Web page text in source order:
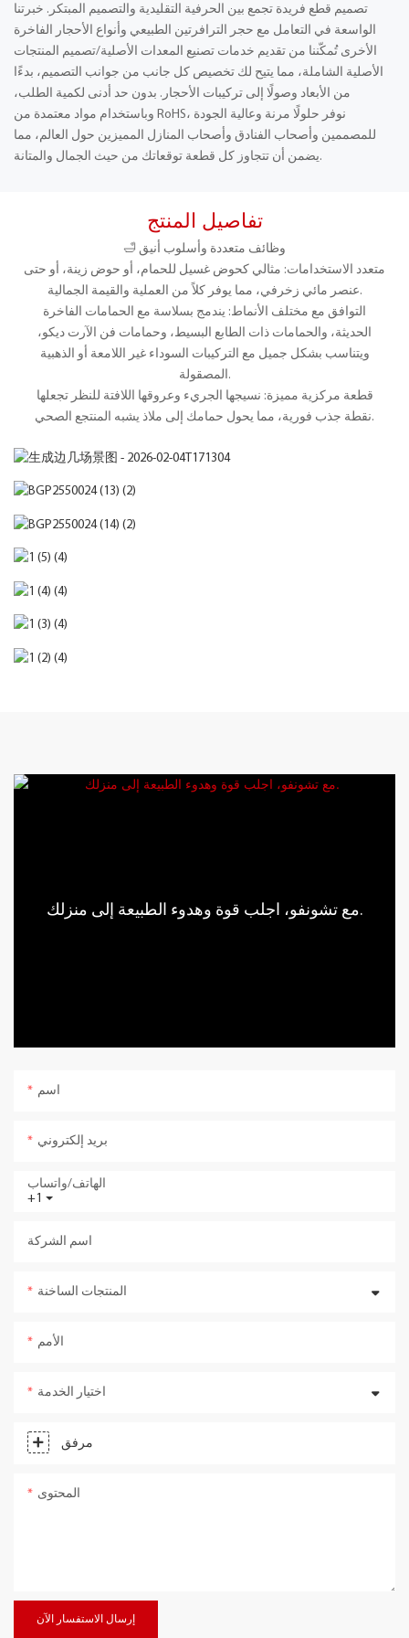
تصميم قطع فريدة تجمع بين الحرفية التقليدية والتصميم المبتكر. خبرتنا
الواسعة في التعامل مع حجر الترافرتين الطبيعي وأنواع الأحجار الفاخرة
الأخرى تُمكّننا من تقديم خدمات تصنيع المعدات الأصلية/تصميم المنتجات
الأصلية الشاملة، مما يتيح لك تخصيص كل جانب من جوانب التصميم، بدءًا
من الأبعاد وصولًا إلى تركيبات الأحجار. بدون حد أدنى لكمية الطلب،
وباستخدام مواد معتمدة من RoHS، نوفر حلولًا مرنة وعالية الجودة
للمصممين وأصحاب الفنادق وأصحاب المنازل المميزين حول العالم، مما
يضمن أن تتجاوز كل قطعة توقعاتك من حيث الجمال والمتانة.
تفاصيل المنتج
🛁 وظائف متعددة وأسلوب أنيق
متعدد الاستخدامات: مثالي كحوض غسيل للحمام، أو حوض زينة، أو حتى
عنصر مائي زخرفي، مما يوفر كلاً من العملية والقيمة الجمالية.
التوافق مع مختلف الأنماط: يندمج بسلاسة مع الحمامات الفاخرة
الحديثة، والحمامات ذات الطابع البسيط، وحمامات فن الآرت ديكو،
ويتناسب بشكل جميل مع التركيبات السوداء غير اللامعة أو الذهبية
المصقولة.
قطعة مركزية مميزة: نسيجها الجريء وعروقها اللافتة للنظر تجعلها
نقطة جذب فورية، مما يحول حمامك إلى ملاذ يشبه المنتجع الصحي.
مع تشونفو، اجلب قوة وهدوء الطبيعة إلى منزلك.
اسم
بريد إلكتروني
+1
الهاتف/واتساب
اسم الشركة
المنتجات الساخنة
الأمم
اختيار الخدمة
مرفق
المحتوى
إرسال الاستفسار الآن